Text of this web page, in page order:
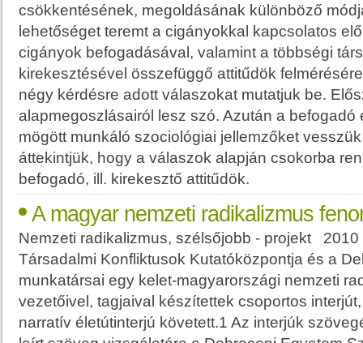
csökkentésének, megoldásának különböző
lehetőséget teremt a cigányokkal kapcsolatos
cigányok befogadásával, valamint a többségi
kirekesztésével összefüggő attitűdök
négy kérdésre adott válaszokat mutatjuk be.
alapmegoszlásairól lesz szó. Azután a befogadó
mögött munkáló szociológiai jellemzőket
áttekintjük, hogy a válaszok alapján csokorba
befogadó, ill. kirekesztő attitűdök.
A magyar nemzeti radikalizmus
Nemzeti radikalizmus, szélsőjobb - projekt 2010
Társadalmi Konfliktusok Kutatóközpontja és a
munkatársai egy kelet-magyarországi nemzeti
vezetőivel, tagjaival készítettek csoportos
narratív életútinterjú követett.1 Az interjúk